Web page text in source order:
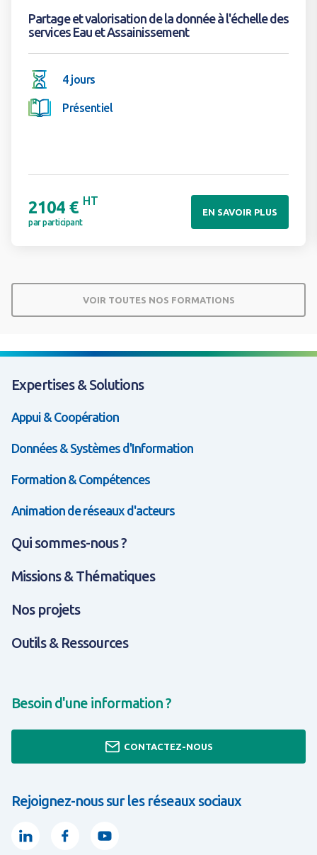
Partage et valorisation de la donnée à l'échelle des
services Eau et Assainissement
4 jours
Présentiel
2104 € HT
par participant
EN SAVOIR PLUS
VOIR TOUTES NOS FORMATIONS
Expertises & Solutions
Appui & Coopération
Données & Systèmes d'Information
Formation & Compétences
Animation de réseaux d'acteurs
Qui sommes-nous ?
Missions & Thématiques
Nos projets
Outils & Ressources
Besoin d'une information ?
CONTACTEZ-NOUS
Rejoignez-nous sur les réseaux sociaux
LinkedinFacebookYoutube